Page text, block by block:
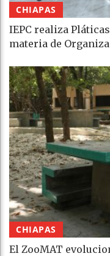
CHIAPAS
IEPC realiza
materia de
CHIAPAS
El ZooMAT